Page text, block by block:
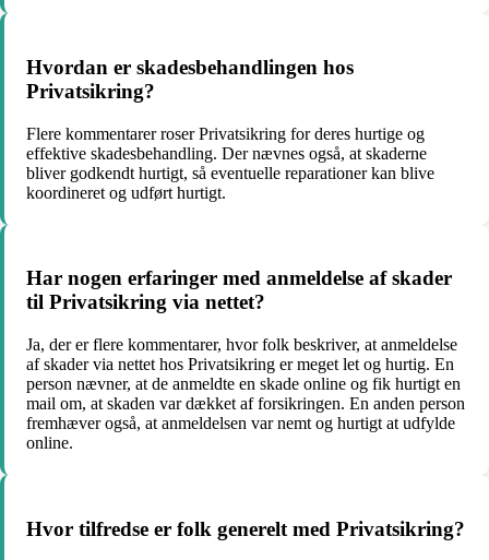
Hvordan er skadesbehandlingen hos
Privatsikring?
Flere kommentarer roser Privatsikring for deres hurtige og
effektive skadesbehandling. Der nævnes også, at skaderne
bliver godkendt hurtigt, så eventuelle reparationer kan blive
koordineret og udført hurtigt.
Har nogen erfaringer med anmeldelse af skader
til Privatsikring via nettet?
Ja, der er flere kommentarer, hvor folk beskriver, at anmeldelse
af skader via nettet hos Privatsikring er meget let og hurtig. En
person nævner, at de anmeldte en skade online og fik hurtigt en
mail om, at skaden var dækket af forsikringen. En anden person
fremhæver også, at anmeldelsen var nemt og hurtigt at udfylde
online.
Hvor tilfredse er folk generelt med Privatsikring?